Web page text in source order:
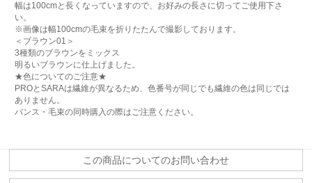
幅は100cmと長くなっていますので、お好みの長さに切ってご使用下さ
い。
※画像は幅100cmの毛束を折りたたんで撮影しております。
＜ブラウン01＞
3種類のブラウンをミックス
明るいブラウンに仕上げました。
★色についてのご注意★
PROとSARAは繊維が異なるため、色番号が同じでも繊維の色は同じでは
ありません。
バンス・毛束の同時購入の際はご注意ください。
この商品についてのお問い合わせ